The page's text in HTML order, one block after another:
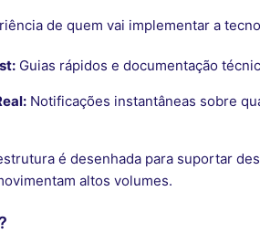
de quem vai implementar a
Guias rápidos e documentação
Notificações instantâneas sobre
é desenhada para suportar
altos volumes.